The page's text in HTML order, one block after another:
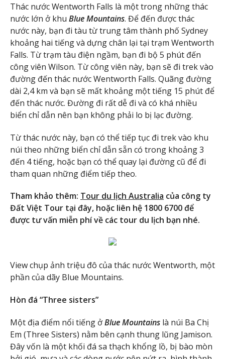
Thác nước Wentworth Falls là một trong những thác
nước lớn ở khu Blue Mountains. Để đến được thác
nước này, bạn đi tàu từ trung tâm thành phố Sydney
khoảng hai tiếng và dựng chân lại tại trạm Wentworth
Falls. Từ trạm tàu điện ngầm, bạn đi bộ 5 phút đến
công viên Wilson. Từ công viên này, bạn sẽ đi trek vào
đường đến thác nước Wentworth Falls. Quãng đường
dài 2,4 km và bạn sẽ mất khoảng một tiếng 15 phút để
đến thác nước. Đường đi rất dễ đi và có khá nhiều
biển chỉ dẫn nên bạn không phải lo bị lạc đường.
Từ thác nước này, bạn có thể tiếp tục đi trek vào khu
núi theo những biển chỉ dẫn sẵn có trong khoảng 3
đến 4 tiếng, hoặc bạn có thể quay lại đường cũ để đi
tham quan những điểm tiếp theo.
Tham khảo thêm: Tour du lịch Australia của công ty
Đất Việt Tour tại đây, hoặc liên hệ 1800 6700 để
được tư vấn miễn phí về các tour du lịch bạn nhé.
View chụp ảnh triệu đô của thác nước Wentworth, một
phần của dãy Blue Mountains.
Hòn đá “Three sisters”
Một địa điểm nổi tiếng ởBlue Mountains là núi Ba Chị
Em (Three Sisters) nằm bên cạnh thung lũng Jamison.
Đây vốn là một khối đá sa thạch khổng lồ, bị bào mòn